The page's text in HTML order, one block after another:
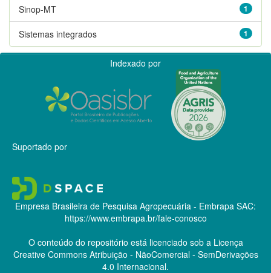
1
Sinop-MT
1
Sistemas integrados
Indexado por
Suportado por
Empresa Brasileira de Pesquisa Agropecuária - Embrapa SAC:
https://www.embrapa.br/fale-conosco
O conteúdo do repositório está licenciado sob a Licença
Creative CommonsAtribuição - NãoComercial - SemDerivações
4.0 Internacional.